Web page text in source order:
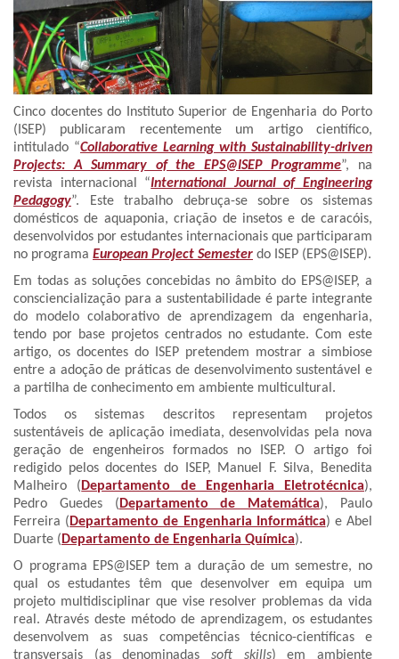
Cinco docentes do Instituto Superior de Engenharia do Porto
(ISEP) publicaram recentemente um artigo científico,
intitulado “Collaborative Learning with Sustainability-driven
Projects: A Summary of the EPS@ISEP Programme”, na
revista internacional “International Journal of Engineering
Pedagogy”. Este trabalho debruça-se sobre os sistemas
domésticos de aquaponia, criação de insetos e de caracóis,
desenvolvidos por estudantes internacionais que participaram
no programa European Project Semester do ISEP (EPS@ISEP).
Em todas as soluções concebidas no âmbito do EPS@ISEP, a
consciencialização para a sustentabilidade é parte integrante
do modelo colaborativo de aprendizagem da engenharia,
tendo por base projetos centrados no estudante. Com este
artigo, os docentes do ISEP pretendem mostrar a simbiose
entre a adoção de práticas de desenvolvimento sustentável e
a partilha de conhecimento em ambiente multicultural.
Todos os sistemas descritos representam projetos
sustentáveis de aplicação imediata, desenvolvidas pela nova
geração de engenheiros formados no ISEP. O artigo foi
redigido pelos docentes do ISEP, Manuel F. Silva, Benedita
Malheiro ( Departamento de Engenharia Eletrotécnica),
Pedro Guedes ( Departamento de Matemática), Paulo
Ferreira ( Departamento de Engenharia Informática) e Abel
Duarte ( Departamento de Engenharia Química).
O programa EPS@ISEP tem a duração de um semestre, no
qual os estudantes têm que desenvolver em equipa um
projeto multidisciplinar que vise resolver problemas da vida
real. Através deste método de aprendizagem, os estudantes
desenvolvem as suas competências técnico-científicas e
transversais (as denominadas soft skills) em ambiente